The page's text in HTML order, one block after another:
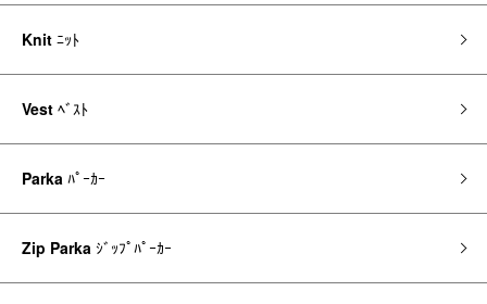
Knit ﾆｯﾄ
Vest ﾍﾞｽﾄ
Parka ﾊﾟｰｶｰ
Zip Parka ｼﾞｯﾌﾟﾊﾟｰｶｰ